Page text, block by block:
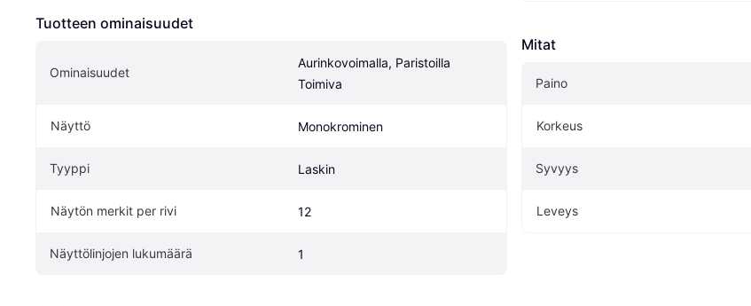
Tuotteen ominaisuudet
Ominaisuudet
Aurinkovoimalla, Paristoilla
Toimiva
Näyttö Monokrominen
Tyyppi Laskin
Näytön merkit per rivi 12
Näyttölinjojen lukumäärä 1
Mitat
Paino
Korkeus
Syvyys
Leveys